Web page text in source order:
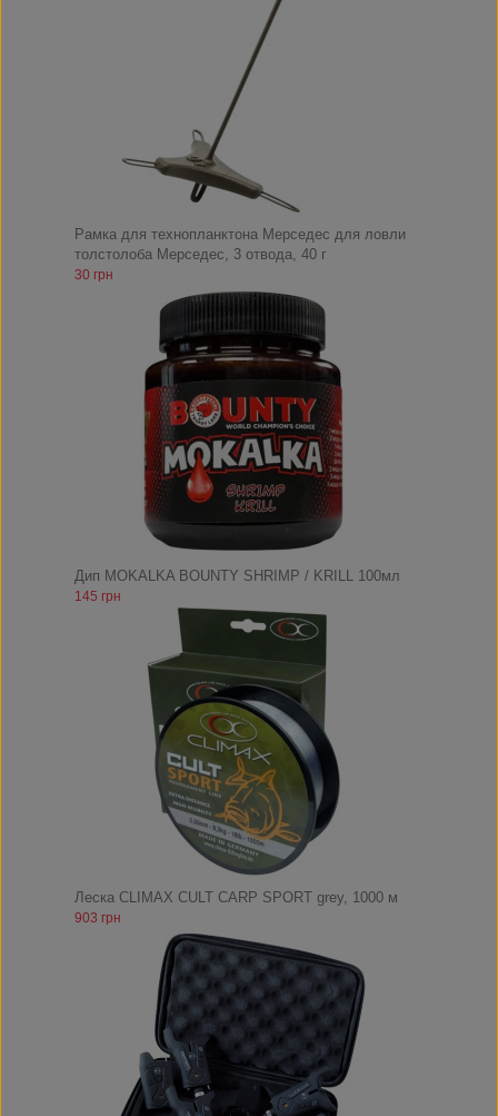
Рамка для технопланктона Мерседес для ловли
толстолоба Мерседес, 3 отвода, 40 г
30 грн
Дип MOKALKA BOUNTY SHRIMP / KRILL 100мл
145 грн
Леска CLIMAX CULT CARP SPORT grey, 1000 м
903 грн